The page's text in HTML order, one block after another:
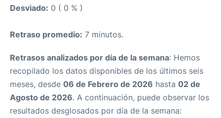
Desviado: 0 ( 0 % )
Retraso promedio: 7 minutos.
Retrasos analizados por día de la semana: Hemos
recopilado los datos disponibles de los últimos seis
meses, desde 06 de Febrero de 2026 hasta 02 de
Agosto de 2026. A continuación, puede observar los
resultados desglosados por día de la semana: